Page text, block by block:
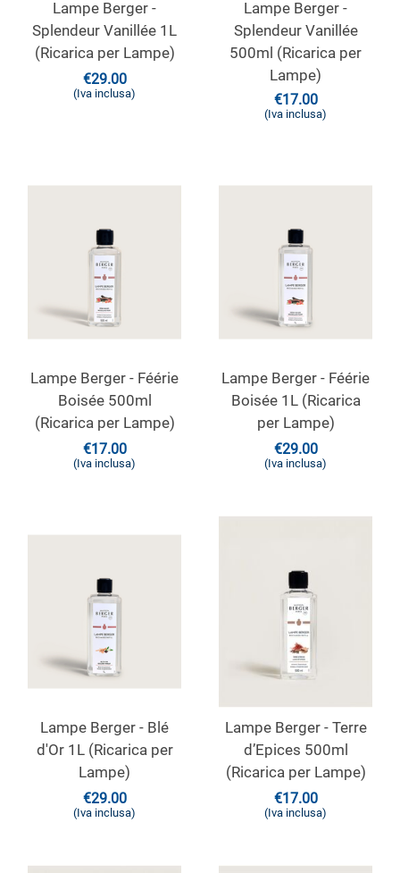
Lampe Berger -
Splendeur Vanillée 1L
(Ricarica per Lampe)
€29.00
(Iva inclusa)
Lampe Berger -
Splendeur Vanillée
500ml (Ricarica per
Lampe)
€17.00
(Iva inclusa)
Lampe Berger - Féérie
Boisée 500ml
(Ricarica per Lampe)
€17.00
(Iva inclusa)
Lampe Berger - Féérie
Boisée 1L (Ricarica
per Lampe)
€29.00
(Iva inclusa)
Lampe Berger - Blé
d'Or 1L (Ricarica per
Lampe)
€29.00
(Iva inclusa)
Lampe Berger - Terre
d’Epices 500ml
(Ricarica per Lampe)
€17.00
(Iva inclusa)